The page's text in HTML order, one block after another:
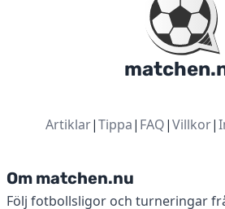
Artiklar|Tippa| FAQ|Villkor|
Om matchen.nu
Följ fotbollsligor och turneringar